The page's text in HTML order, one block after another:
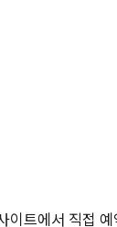
트에서 직접 예